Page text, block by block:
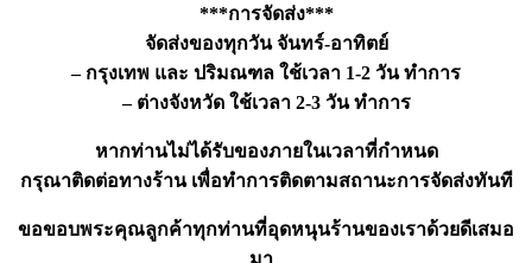
***การจัดส่ง***
จัดส่งของทุกวัน จันทร์-อาทิตย์
– กรุงเทพ และ ปริมณฑล ใช้เวลา 1-2 วัน ทำการ
– ต่างจังหวัด ใช้เวลา 2-3 วัน ทำการ
หากท่านไม่ได้รับของภายในเวลาที่กำหนด
กรุณาติดต่อทางร้าน เพื่อทำการติดตามสถานะการจัดส่งทันที
ขอขอบพระคุณลูกค้าทุกท่านที่อุดหนุนร้านของเราด้วยดีเสมอ
มา